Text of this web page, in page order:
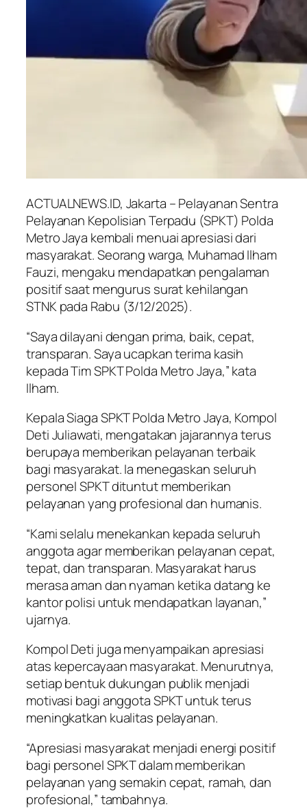
ACTUALNEWS.ID, Jakarta – Pelayanan Sentra
Pelayanan Kepolisian Terpadu (SPKT) Polda
Metro Jaya kembali menuai apresiasi dari
masyarakat. Seorang warga, Muhamad Ilham
Fauzi, mengaku mendapatkan pengalaman
positif saat mengurus surat kehilangan
STNK pada Rabu (3/12/2025).
“Saya dilayani dengan prima, baik, cepat,
transparan. Saya ucapkan terima kasih
kepada Tim SPKT Polda Metro Jaya,” kata
Ilham.
Kepala Siaga SPKT Polda Metro Jaya, Kompol
Deti Juliawati, mengatakan jajarannya terus
berupaya memberikan pelayanan terbaik
bagi masyarakat. Ia menegaskan seluruh
personel SPKT dituntut memberikan
pelayanan yang profesional dan humanis.
“Kami selalu menekankan kepada seluruh
anggota agar memberikan pelayanan cepat,
tepat, dan transparan. Masyarakat harus
merasa aman dan nyaman ketika datang ke
kantor polisi untuk mendapatkan layanan,”
ujarnya.
Kompol Deti juga menyampaikan apresiasi
atas kepercayaan masyarakat. Menurutnya,
setiap bentuk dukungan publik menjadi
motivasi bagi anggota SPKT untuk terus
meningkatkan kualitas pelayanan.
“Apresiasi masyarakat menjadi energi positif
bagi personel SPKT dalam memberikan
pelayanan yang semakin cepat, ramah, dan
profesional,” tambahnya.